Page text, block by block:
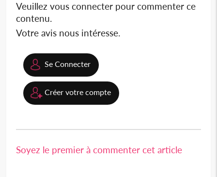
Veuillez vous connecter pour commenter ce
contenu.
Votre avis nous intéresse.
Se Connecter
Créer votre compte
Soyez le premier à commenter cet article